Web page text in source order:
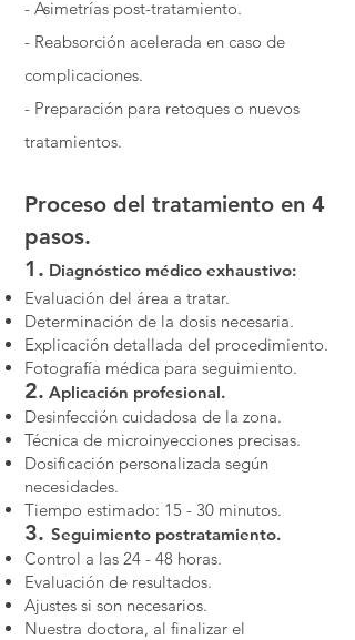
- Asimetrías post-tratamiento.
- Reabsorción acelerada en caso de
complicaciones.
- Preparación para retoques o nuevos
tratamientos.
Proceso del tratamiento en 4
pasos.
1. Diagnóstico médico exhaustivo:
Evaluación del área a tratar.
Determinación de la dosis necesaria.
Explicación detallada del procedimiento.
Fotografía médica para seguimiento.
2. Aplicación profesional.
Desinfección cuidadosa de la zona.
Técnica de microinyecciones precisas.
Dosificación personalizada según
necesidades.
Tiempo estimado: 15 - 30 minutos.
3. Seguimiento postratamiento.
Control a las 24 - 48 horas.
Evaluación de resultados.
Ajustes si son necesarios.
Nuestra doctora, al finalizar el